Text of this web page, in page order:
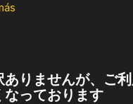
ありませんが、ご
なっております